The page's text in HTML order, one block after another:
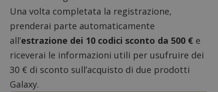
Una volta completata la registrazione,
prenderai parte automaticamente
all’estrazione dei 10 codici sconto da 500 € e
riceverai le informazioni utili per usufruire dei
30 € di sconto sull’acquisto di due prodotti
Galaxy.